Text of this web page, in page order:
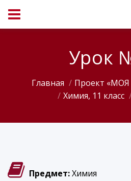
Урок
Главная
Проект
Химия, 11 класс
Предмет:Химия